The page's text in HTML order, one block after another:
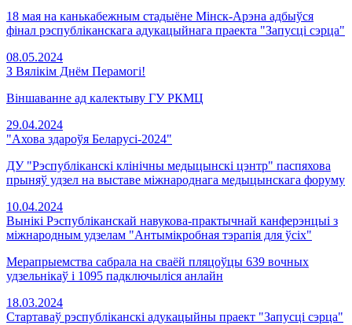
18 мая на канькабежным стадыёне Мінск-Арэна адбыўся
фінал рэспубліканскага адукацыйнага праекта "Запусці сэрца"
08.05.2024
З Вялікім Днём Перамогі!
Віншаванне ад калектыву ГУ РКМЦ
29.04.2024
"Ахова здароўя Беларусі-2024"
ДУ "Рэспубліканскі клінічны медыцынскі цэнтр" паспяхова
прыняў удзел на выставе міжнароднага медыцынскага форуму
10.04.2024
Вынікі Рэспубліканскай навукова-практычнай канферэнцыі з
міжнародным удзелам "Антымікробная тэрапія для ўсіх"
Мерапрыемства сабрала на сваёй пляцоўцы 639 вочных
удзельнікаў і 1095 падключыліся анлайн
18.03.2024
Стартаваў рэспубліканскі адукацыйны праект "Запусці сэрца"